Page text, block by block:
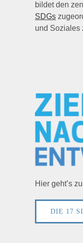
bildet den
SDGs
und Soziales
Hier geht’s
DIE 17